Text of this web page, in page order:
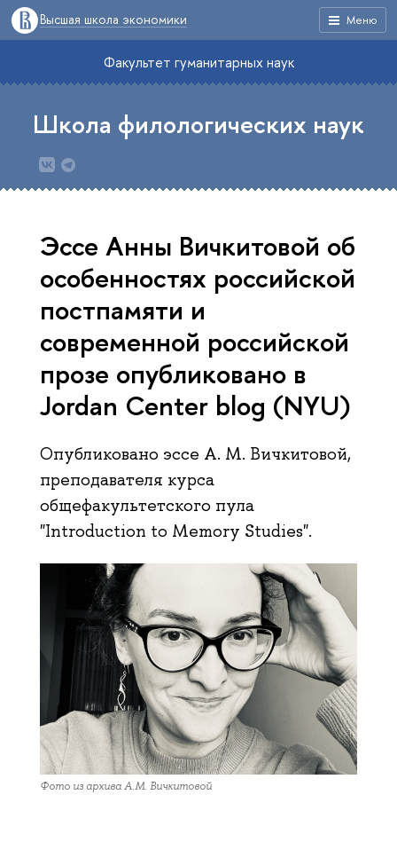
Меню
Высшая школа экономики
Факультет гуманитарных наук
Школа филологических наук
Эссе Анны Вичкитовой об
особенностях российской
постпамяти и
современной российской
прозе опубликовано в
Jordan Center blog (NYU)
Опубликовано эссе А. М. Вичкитовой,
преподавателя курса
общефакультетского пула
"Introduction to Memory Studies".
Фото из архива А.М. Вичкитовой